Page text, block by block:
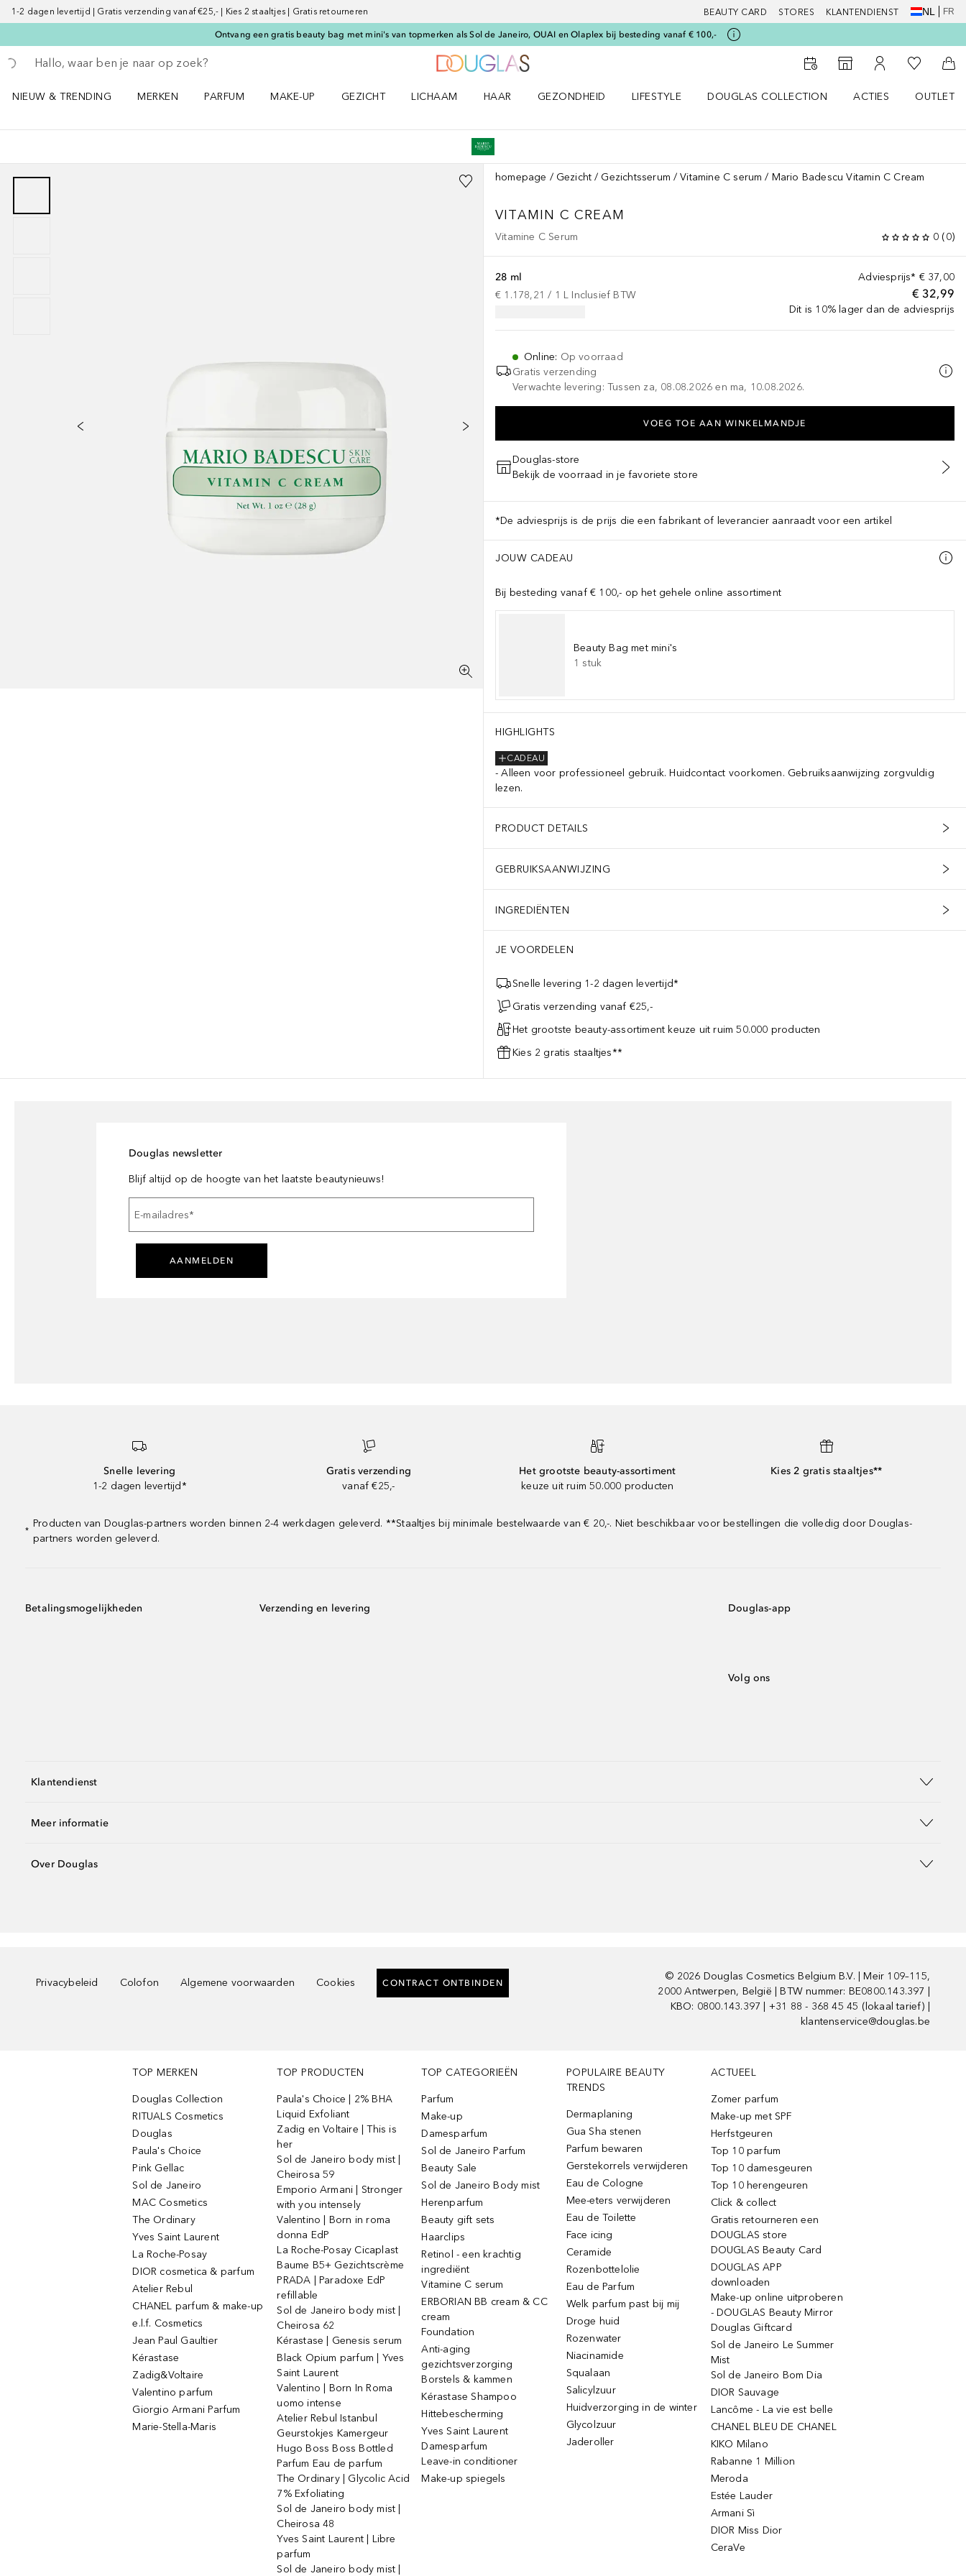
1-2 dagen levertijd | Gratis verzending vanaf €25,- | Kies 2 staaltjes | Gratis retourneren BEAUTY CARD STORES KLANTENDIENST NL FR
Ontvang een gratis beauty bag met mini's van topmerken als Sol de Janeiro, OUAI en Olaplex bij besteding vanaf € 100,-
Ga terug
Zoekopdracht uitvoeren
Naar StorefinderNaar Mijn Account
Naar Mijn
NIEUW & TRENDING
MERKEN
PARFUM
MAKE-UP
GEZICHT
LICHAAM
HAAR
GEZONDHEID
LIFESTYLE
DOUGLAS COLLECTION
ACTIES
OUTLET
homepage Gezicht Gezichtsserum Vitamine C serum Mario Badescu Vitamin C Cream
VITAMIN C CREAM
Vitamine C Serum 0 (0)
Adviesprijs* € 37,00
€ 32,99
Dit is 10% lager dan de adviesprijs
28 ml
€ 1.178,21 / 1 L Inclusief BTW
Online: Op voorraad
Gratis verzending
Verwachte levering: Tussen za, 08.08.2026 en ma, 10.08.2026.
VOEG TOE AAN WINKELMANDJE
Douglas-store
Bekijk de voorraad in je favoriete store
*De adviesprijs is de prijs die een fabrikant of leverancier aanraadt voor een artikel
JOUW CADEAU
Bij besteding vanaf € 100,- op het gehele online assortiment
Beauty Bag met mini's
1 stuk
HIGHLIGHTS
CADEAU
Alleen voor professioneel gebruik. Huidcontact voorkomen. Gebruiksaanwijzing zorgvuldig
lezen.
PRODUCT DETAILS
GEBRUIKSAANWIJZING
INGREDIËNTEN
JE VOORDELEN
Snelle levering 1-2 dagen levertijd*
Gratis verzending vanaf €25,-
Het grootste beauty-assortiment keuze uit ruim 50.000 producten
Kies 2 gratis staaltjes**
Douglas newsletter
Blijf altijd op de hoogte van het laatste beautynieuws!
E-mailadres*
AANMELDEN
Snelle levering
1-2 dagen levertijd*
Gratis verzending
vanaf €25,-
Het grootste beauty-assortiment
keuze uit ruim 50.000 producten
Kies 2 gratis staaltjes**
*
Producten van Douglas-partners worden binnen 2-4 werkdagen geleverd. **Staaltjes bij minimale bestelwaarde van € 20,-. Niet beschikbaar voor bestellingen die volledig door Douglas-
partners worden geleverd.
Betalingsmogelijkheden Verzending en levering Douglas-app
Volg ons
Klantendienst
Meer informatie
Over Douglas
Privacybeleid Colofon Algemene voorwaarden Cookies CONTRACT ONTBINDEN
© 2026 Douglas Cosmetics Belgium B.V. | Meir 109–115,
2000 Antwerpen, België | BTW nummer: BE0800.143.397 |
KBO: 0800.143.397 | +31 88 - 368 45 45 (lokaal tarief) |
klantenservice@douglas.be
TOP MERKEN
Douglas Collection
RITUALS Cosmetics
Douglas
Paula's Choice
Pink Gellac
Sol de Janeiro
MAC Cosmetics
The Ordinary
Yves Saint Laurent
La Roche-Posay
DIOR cosmetica & parfum
Atelier Rebul
CHANEL parfum & make-up
e.l.f. Cosmetics
Jean Paul Gaultier
Kérastase
Zadig&Voltaire
Valentino parfum
Giorgio Armani Parfum
Marie-Stella-Maris
TOP PRODUCTEN
Paula's Choice | 2% BHA
Liquid Exfoliant
Zadig en Voltaire | This is
her
Sol de Janeiro body mist |
Cheirosa 59
Emporio Armani | Stronger
with you intensely
Valentino | Born in roma
donna EdP
La Roche-Posay Cicaplast
Baume B5+ Gezichtscrème
PRADA | Paradoxe EdP
refillable
Sol de Janeiro body mist |
Cheirosa 62
Kérastase | Genesis serum
Black Opium parfum | Yves
Saint Laurent
Valentino | Born In Roma
uomo intense
Atelier Rebul Istanbul
Geurstokjes Kamergeur
Hugo Boss Boss Bottled
Parfum Eau de parfum
The Ordinary | Glycolic Acid
7% Exfoliating
Sol de Janeiro body mist |
Cheirosa 48
Yves Saint Laurent | Libre
parfum
Sol de Janeiro body mist |
TOP CATEGORIEËN
Parfum
Make-up
Damesparfum
Sol de Janeiro Parfum
Beauty Sale
Sol de Janeiro Body mist
Herenparfum
Beauty gift sets
Haarclips
Retinol - een krachtig
ingrediënt
Vitamine C serum
ERBORIAN BB cream & CC
cream
Foundation
Anti-aging
gezichtsverzorging
Borstels & kammen
Kérastase Shampoo
Hittebescherming
Yves Saint Laurent
Damesparfum
Leave-in conditioner
Make-up spiegels
POPULAIRE BEAUTY
TRENDS
Dermaplaning
Gua Sha stenen
Parfum bewaren
Gerstekorrels verwijderen
Eau de Cologne
Mee-eters verwijderen
Eau de Toilette
Face icing
Ceramide
Rozenbottelolie
Eau de Parfum
Welk parfum past bij mij
Droge huid
Rozenwater
Niacinamide
Squalaan
Salicylzuur
Huidverzorging in de winter
Glycolzuur
Jaderoller
ACTUEEL
Zomer parfum
Make-up met SPF
Herfstgeuren
Top 10 parfum
Top 10 damesgeuren
Top 10 herengeuren
Click & collect
Gratis retourneren een
DOUGLAS store
DOUGLAS Beauty Card
DOUGLAS APP
downloaden
Make-up online uitproberen
- DOUGLAS Beauty Mirror
Douglas Giftcard
Sol de Janeiro Le Summer
Mist
Sol de Janeiro Bom Dia
DIOR Sauvage
Lancôme - La vie est belle
CHANEL BLEU DE CHANEL
KIKO Milano
Rabanne 1 Million
Meroda
Estée Lauder
Armani Sì
DIOR Miss Dior
CeraVe